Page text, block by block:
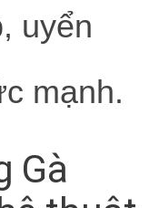
uyển
mạnh.
Gà